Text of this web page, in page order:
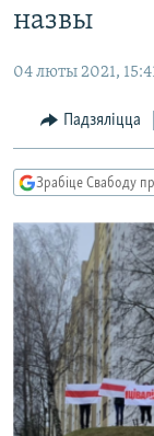
зьместу
да
навігацыі
Перайсьці
да
ЭКАНОМІКА
ПАЛІТВЯЗЬНІ
КУЛЬТУРА
КАЛЯНДАР
ГІСТОРЫЯ НА
ПАДКАСТЫ
PREMIUM
МОВА
НА ХВАЛЯХ
ПАДЗЯЛІЦЦА
ПАДКАСТЫ
Усе сайты
назвы
04 люты 2021,
Падзяліцца
Зрабіце Свабоду